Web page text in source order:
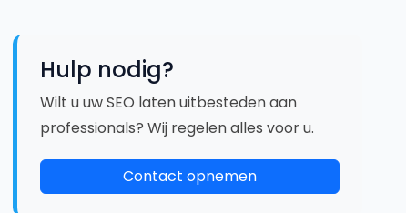
Hulp nodig?
Wilt u uw SEO laten uitbesteden aan
professionals? Wij regelen alles voor u.
Contact opnemen